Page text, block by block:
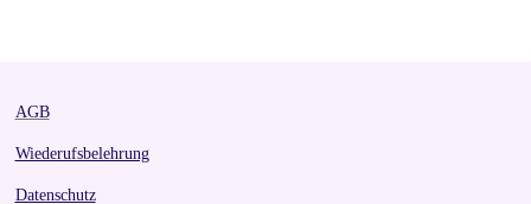
AGB
Wiederufsbelehrung
Datenschutz